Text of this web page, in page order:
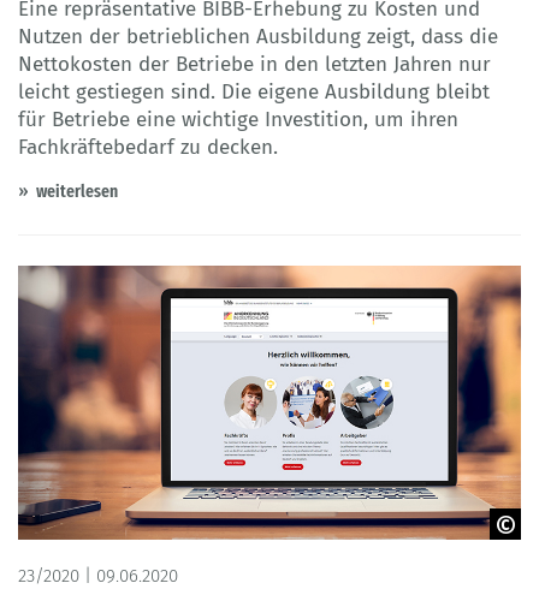
Eine repräsentative BIBB-Erhebung zu Kosten und
Nutzen der betrieblichen Ausbildung zeigt, dass die
Nettokosten der Betriebe in den letzten Jahren nur
leicht gestiegen sind. Die eigene Ausbildung bleibt
für Betriebe eine wichtige Investition, um ihren
Fachkräftebedarf zu decken.
weiterlesen
© Copyright: guteksk7 - Fotolia
23/2020 | 09.06.2020